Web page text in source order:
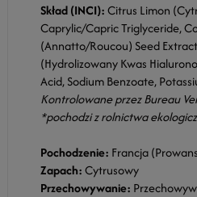
Skład (INCI):Citrus Limon
Caprylic/Capric Triglyceride,
(Annatto/Roucou) Seed
(Hydrolizowany Kwas
Acid, Sodium Benzoate,
Kontrolowane przez Bureau
*pochodzi z rolnictwa
Pochodzenie: Francja
Zapach:Cytrusowy
Przechowywanie: